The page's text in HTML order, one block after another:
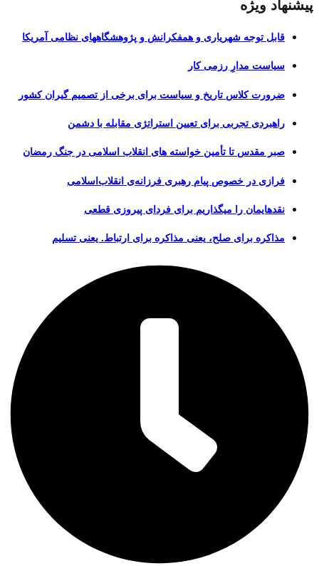
پیشنهاد ویژه
قابل توجه شهریاری و همفکرانش و پژوهشگاههای نظامی آمریکا
سیاست مدارِ رزمی کار
ضرورت کلاس تاریخ و سیاست برای برخی از تصمیم گیران کشور
راهبردی تجربی برای تعیین استراتژی مقابله با دشمن
صبر مقدس تا تأمین خواسته های انقلاب اسلامی در جنگ رمضان
فرازی در خصوص پیام رهبری فرزانه‌ی انقلاب‌اسلامی
نقدهایمان را میگذاریم برای فردای پیروزی قطعی
مذاکره برای صلح، یعنی مذاکره برای ارتباط. یعنی تسلیم